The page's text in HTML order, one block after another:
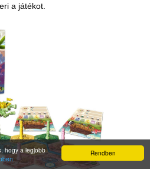
Rendben
hogy a legjobb
a játékot.